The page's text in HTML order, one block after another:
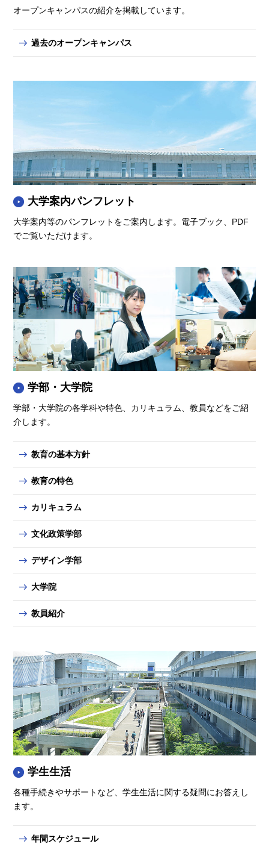
オープンキャンパスの紹介を掲載しています。
過去のオープンキャンパス
大学案内パンフレット
大学案内等のパンフレットをご案内します。電子ブック、PDF
でご覧いただけます。
学部・大学院
学部・大学院の各学科や特色、カリキュラム、教員などをご紹
介します。
教育の基本方針
教育の特色
カリキュラム
文化政策学部
デザイン学部
大学院
教員紹介
学生生活
各種手続きやサポートなど、学生生活に関する疑問にお答えし
ます。
年間スケジュール